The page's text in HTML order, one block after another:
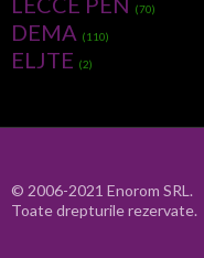
(70)
DEMA (110)
ELJTE (2)
© 2006-2021 Enorom SRL.
Toate drepturile rezervate.